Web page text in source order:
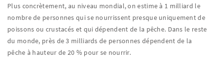
Plus concrètement, au niveau mondial, on estime à 1 milliard le
nombre de personnes qui se nourrissent presque uniquement de
poissons ou crustacés et qui dépendent de la pêche. Dans le reste
du monde, près de 3 milliards de personnes dépendent de la
pêche à hauteur de 20 % pour se nourrir.